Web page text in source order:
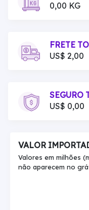
0,00 KG
FRETE
US$ 2,00
SEGURO
US$ 0,00
VALOR
Valores em milhões
não aparecem no